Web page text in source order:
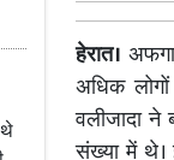
हेरात।
अधिक
वलीजादा
संख्या में थे।